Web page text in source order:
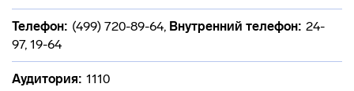
Телефон: (499) 720-89-64, Внутренний телефон: 24-
97, 19-64
Аудитория: 1110